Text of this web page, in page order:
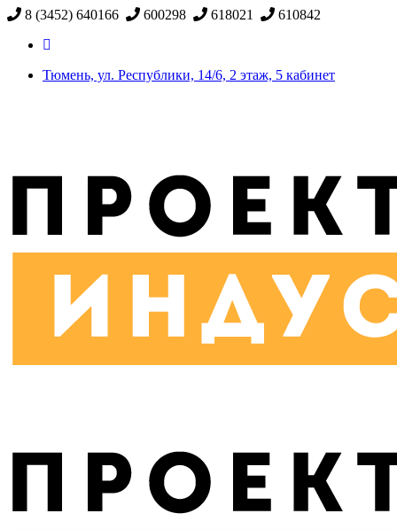
8 (3452) 640166 600298 618021 610842
Тюмень, ул. Республики, 14/6, 2 этаж, 5 кабинет